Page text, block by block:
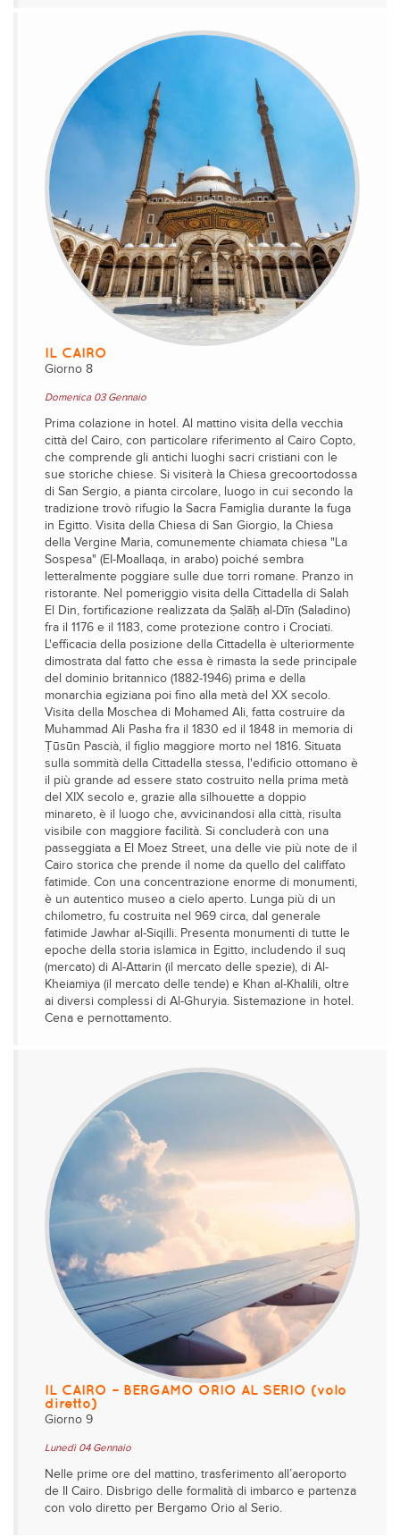
IL CAIRO
Giorno 8
Domenica 03 Gennaio
Prima colazione in hotel. Al mattino visita della vecchia
città del Cairo, con particolare riferimento al Cairo Copto,
che comprende gli antichi luoghi sacri cristiani con le
sue storiche chiese. Si visiterà la Chiesa grecoortodossa
di San Sergio, a pianta circolare, luogo in cui secondo la
tradizione trovò rifugio la Sacra Famiglia durante la fuga
in Egitto. Visita della Chiesa di San Giorgio, la Chiesa
della Vergine Maria, comunemente chiamata chiesa "La
Sospesa" (EI-Moallaqa, in arabo) poiché sembra
letteralmente poggiare sulle due torri romane. Pranzo in
ristorante. Nel pomeriggio visita della Cittadella di Salah
El Din, fortificazione realizzata da Ṣalāḥ al-Dīn (Saladino)
fra il 1176 e il 1183, come protezione contro i Crociati.
L'efficacia della posizione della Cittadella è ulteriormente
dimostrata dal fatto che essa è rimasta la sede principale
del dominio britannico (1882-1946) prima e della
monarchia egiziana poi fino alla metà del XX secolo.
Visita della Moschea di Mohamed Ali, fatta costruire da
Muhammad Ali Pasha fra il 1830 ed il 1848 in memoria di
Ṭūsūn Pascià, il figlio maggiore morto nel 1816. Situata
sulla sommità della Cittadella stessa, l'edificio ottomano è
il più grande ad essere stato costruito nella prima metà
del XIX secolo e, grazie alla silhouette a doppio
minareto, è il luogo che, avvicinandosi alla città, risulta
visibile con maggiore facilità. Si concluderà con una
passeggiata a El Moez Street, una delle vie più note de il
Cairo storica che prende il nome da quello del califfato
fatimide. Con una concentrazione enorme di monumenti,
è un autentico museo a cielo aperto. Lunga più di un
chilometro, fu costruita nel 969 circa, dal generale
fatimide Jawhar al-Siqilli. Presenta monumenti di tutte le
epoche della storia islamica in Egitto, includendo il suq
(mercato) di Al-Attarin (il mercato delle spezie), di Al-
Kheiamiya (il mercato delle tende) e Khan al-Khalili, oltre
ai diversi complessi di Al-Ghuryia. Sistemazione in hotel.
Cena e pernottamento.
IL CAIRO – BERGAMO ORIO AL SERIO (volo
diretto)
Giorno 9
Lunedì 04 Gennaio
Nelle prime ore del mattino, trasferimento all’aeroporto
de Il Cairo. Disbrigo delle formalità di imbarco e partenza
con volo diretto per Bergamo Orio al Serio.